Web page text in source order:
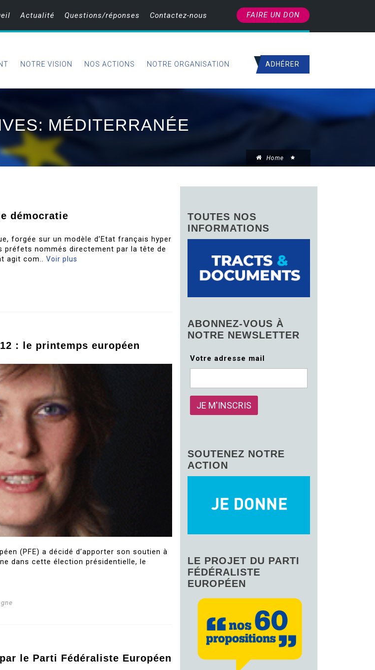
Actualité Questions/réponses Contactez-nous FAIRE UN DON
NOTRE VISION NOS ACTIONS NOTRE ORGANISATION ADHÉRER
MÉDITERRANÉE
Home
démocratie
forgée sur un modèle d’Etat français hyper
nommés directement par la tête de
agit com.. Voir plus
: le printemps européen
(PFE) a décidé d’apporter son soutien à
dans cette élection présidentielle, le
le Parti Fédéraliste Européen
TOUTES NOS
INFORMATIONS
ABONNEZ-VOUS À
NOTRE NEWSLETTER
Votre adresse mail
SOUTENEZ NOTRE
ACTION
LE PROJET DU PARTI
FÉDÉRALISTE
EUROPÉEN